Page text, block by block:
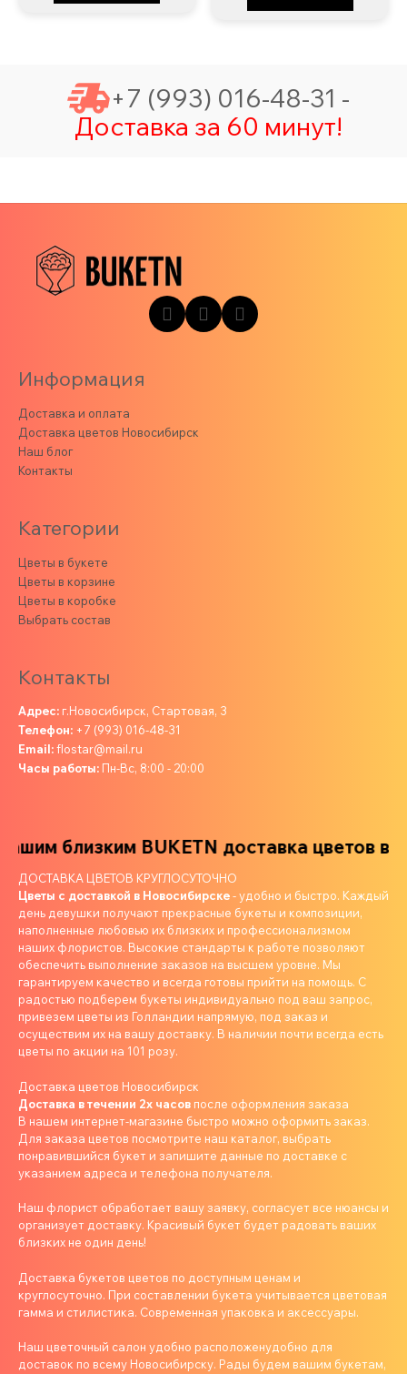
+7 (993) 016-48-31 -
Доставка за 60 минут!
Информация
Доставка и оплата
Доставка цветов Новосибирск
Наш блог
Контакты
Категории
Цветы в букете
Цветы в корзине
Цветы в коробке
Выбрать состав
Контакты
Адрес: г.Новосибирск, Стартовая, 3
Телефон: +7 (993) 016-48-31
Email:flostar@mail.ru
Часы работы: Пн-Вс, 8:00 - 20:00
близкимBUKETN доставка цветов
ДОСТАВКА ЦВЕТОВ КРУГЛОСУТОЧНО
Цветы с доставкой в Новосибирске- удобно и быстро. Каждый
день девушки получают прекрасные букеты и композиции,
наполненные любовью их близких и профессионализмом
наших флористов. Высокие стандарты к работе позволяют
обеспечить выполнение заказов на высшем уровне. Мы
гарантируем качество и всегда готовы прийти на помощь. С
радостью подберем букеты индивидуально под ваш запрос,
привезем цветы из Голландии напрямую, под заказ и
осуществим их на вашу доставку. В наличии почти всегда есть
цветы по акции на 101 розу.
Доставка цветов Новосибирск
Доставка в течении 2х часов после оформления заказа
В нашем интернет-магазине быстро можно оформить заказ.
Для заказа цветов посмотрите наш каталог, выбрать
понравившийся букет и запишите данные по доставке с
указанием адреса и телефона получателя.
Наш флорист обработает вашу заявку, согласует все нюансы и
организует доставку. Красивый букет будет радовать ваших
близких не один день!
Доставка букетов цветов по доступным ценам и
круглосуточно. При составлении букета учитывается цветовая
гамма и стилистика. Современная упаковка и аксессуары.
Наш цветочный салон удобно расположенудобно для
доставок по всему Новосибирску. Рады будем вашим букетам,